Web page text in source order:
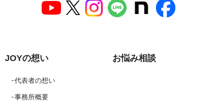
JOYの想い
代表者の想い
事務所概要
お悩み相談